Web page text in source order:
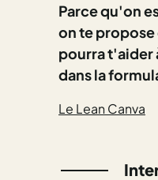
Parce qu'on
on te propose
pourra t'aider
dans la
Le Lean Canva